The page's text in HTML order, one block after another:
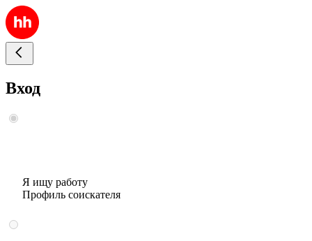
Вход
Я ищу работу
Профиль соискателя